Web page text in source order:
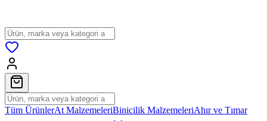
Tüm ÜrünlerAt MalzemeleriBinicilik MalzemeleriAhır ve Tımar